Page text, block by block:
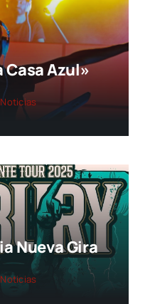
Casa Azul»
Noticias
Nueva Gira
Noticias